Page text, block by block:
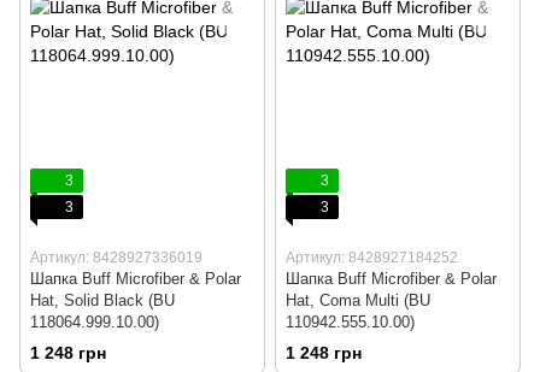
3
3
Артикул: 8428927336019
Шапка Buff Microfiber & Polar
Hat, Solid Black (BU
118064.999.10.00)
1 248 грн
3
3
Артикул: 8428927184252
Шапка Buff Microfiber & Polar
Hat, Coma Multi (BU
110942.555.10.00)
1 248 грн